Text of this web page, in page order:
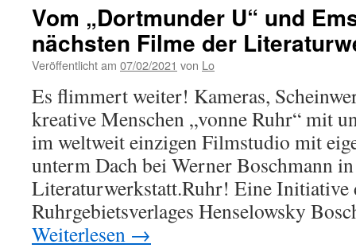
Vom „Dortmunder U“ und
nächsten Filme der
Veröffentlicht am 07/02/2021 von Lo
Es flimmert weiter! Kameras,
kreative Menschen „vonne Ruhr“ mit
im weltweit einzigen Filmstudio mit
unterm Dach bei Werner Boschmann
Literaturwerkstatt.Ruhr! Eine Initiative
Ruhrgebietsverlages Henselowsky
Weiterlesen →